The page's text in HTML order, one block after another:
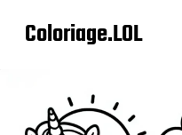
Coloriage.LOL